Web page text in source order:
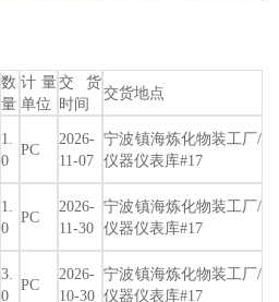
数
量
计量
单位
交货
时间
交货地点
1.
0
PC
2026-
11-07
宁波镇海炼化物装工厂/
仪器仪表库#17
1.
0
PC
2026-
11-30
宁波镇海炼化物装工厂/
仪器仪表库#17
3.
0
PC
2026-
10-30
宁波镇海炼化物装工厂/
仪器仪表库#17